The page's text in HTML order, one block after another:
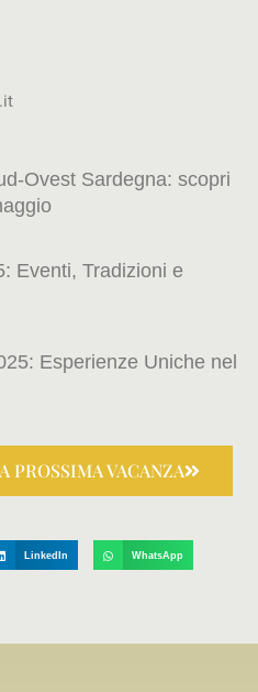
Ovest Sardegna: scopri
Eventi, Tradizioni e
Esperienze Uniche nel
PROSSIMA VACANZA
LinkedIn WhatsApp